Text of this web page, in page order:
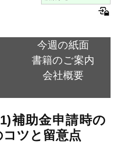
今週の紙面
書籍のご案内
会社概要
補助金申請時の
ツと留意点